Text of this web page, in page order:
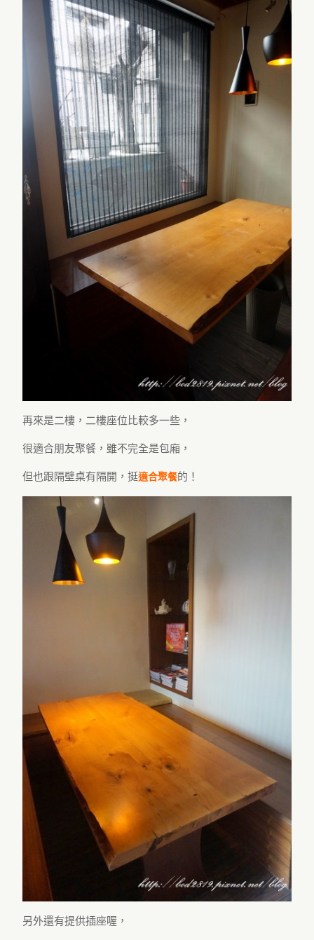
再來是二樓，二樓座位比較多一些，
很適合朋友聚餐，雖不完全是包廂，
但也跟隔壁桌有隔開，挺適合聚餐的！
另外還有提供插座喔，